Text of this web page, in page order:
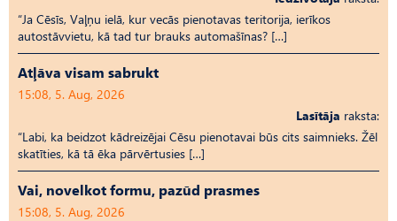
“Ja Cēsīs, Vaļņu ielā, kur vecās pienotavas teritorija, ierīkos
autostāvvietu, kā tad tur brauks automašīnas? […]
Atļāva visam sabrukt
15:08, 5. Aug, 2026
Lasītāja raksta:
“Labi, ka beidzot kādreizējai Cēsu pienotavai būs cits saimnieks. Žēl
skatīties, kā tā ēka pārvērtusies […]
Vai, novelkot formu, pazūd prasmes
15:08, 5. Aug, 2026